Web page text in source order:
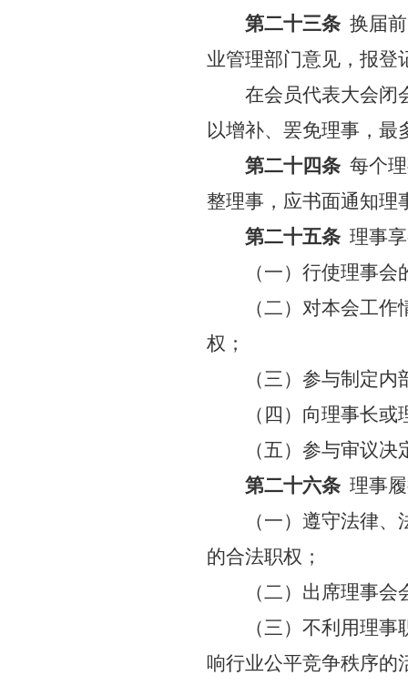
第二十三条 换届
业管理部门意见，报登
在会员代表大会闭
以增补、罢免理事，最
第二十四条 每个
整理事，应书面通知理
第二十五条 理事
（一）行使理事
（二）对本会工
权；
（三）参与制定
（四）向理事长
（五）参与审议
第二十六条 理事
（一）遵守法律
的合法职权；
（二）出席理事
（三）不利用理
响行业公平竞争秩序的